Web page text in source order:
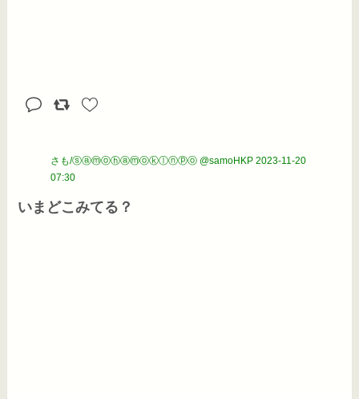
さも/ⓢⓐⓜⓞⓗⓐⓜⓞⓚⓛⓝⓟⓞ @samoHKP 2023-11-20
07:30
いまどこみてる？